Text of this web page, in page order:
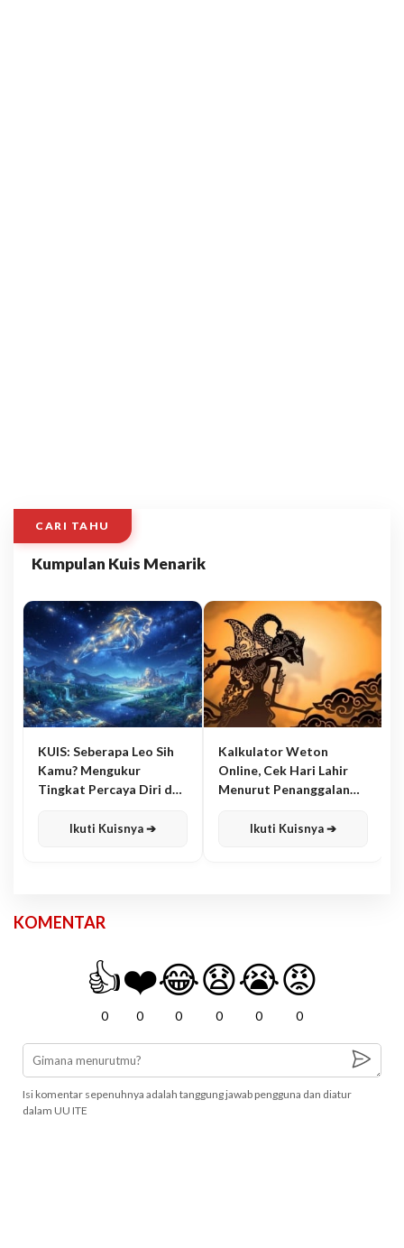
CARI TAHU
Kumpulan Kuis Menarik
KUIS: Seberapa Leo Sih
Kamu? Mengukur
Tingkat Percaya Diri dan
Ikuti Kuisnya ➔
Kalkulator Weton
Online, Cek Hari Lahir
Menurut Penanggalan
Ikuti Kuisnya ➔
KOMENTAR
👍
0
❤️
0
😂
0
😧
0
😭
0
😡
0
Isi komentar sepenuhnya adalah tanggung jawab pengguna dan diatur
dalam UU ITE